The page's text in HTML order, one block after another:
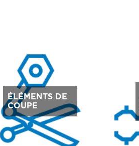
ÉLÉMENTS DE
COUPE